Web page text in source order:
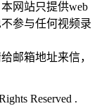
网站只提供web
参与任何视频录
邮箱地址来信，
Reserved .